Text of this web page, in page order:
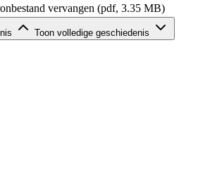
vervangen (pdf, 3.35 MB)
van dit document (rij 6 - 7)
Actie
Toon volledige geschiedenis